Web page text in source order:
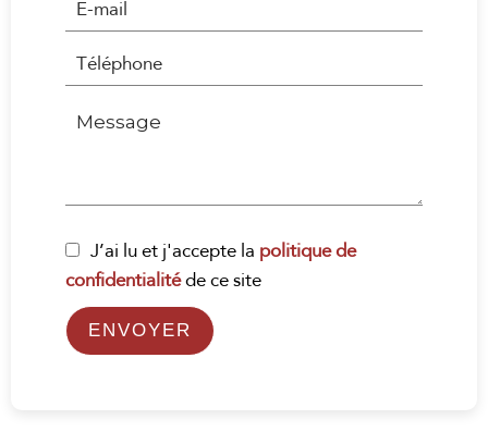
J’ai lu et j'accepte lapolitique de
confidentialitéde ce site
ENVOYER